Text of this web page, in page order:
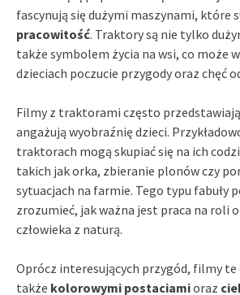
fascynują się dużymi maszynami, które
pracowitość. Traktory są nie tylko
także symbolem życia na wsi, co może
dzieciach poczucie przygody oraz chęć
Filmy z traktorami często
angażują wyobraźnię dzieci.
traktorach mogą skupiać się na ich
takich jak orka, zbieranie plonów czy
sytuacjach na farmie. Tego typu fabuły
zrozumieć, jak ważna jest praca na roli
człowieka z naturą.
Oprócz interesujących przygód, filmy te
także kolorowymi postaciamioraz